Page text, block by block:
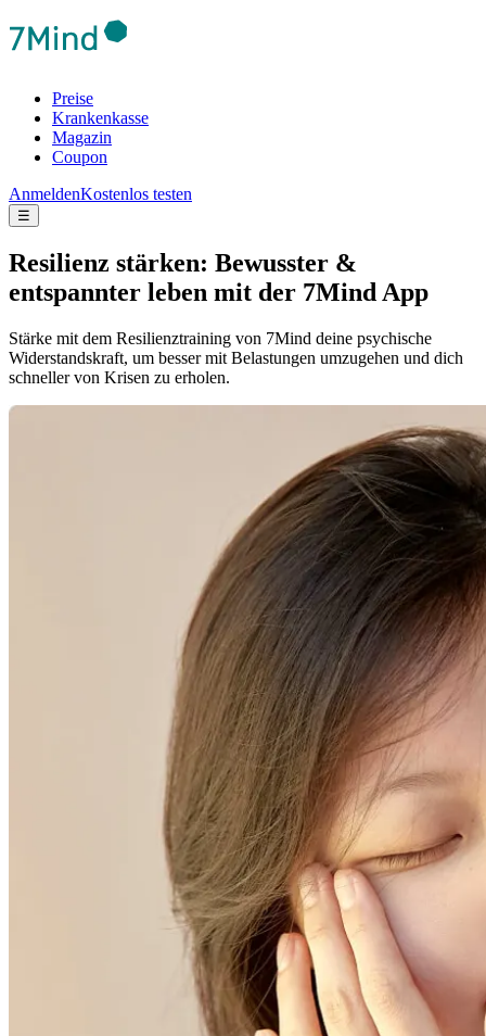
Preise
Krankenkasse
Magazin
Coupon
AnmeldenKostenlos testen
☰
Resilienz stärken: Bewusster &
entspannter leben mit der 7Mind App
Stärke mit dem Resilienztraining von 7Mind deine psychische
Widerstandskraft, um besser mit Belastungen umzugehen und dich
schneller von Krisen zu erholen.